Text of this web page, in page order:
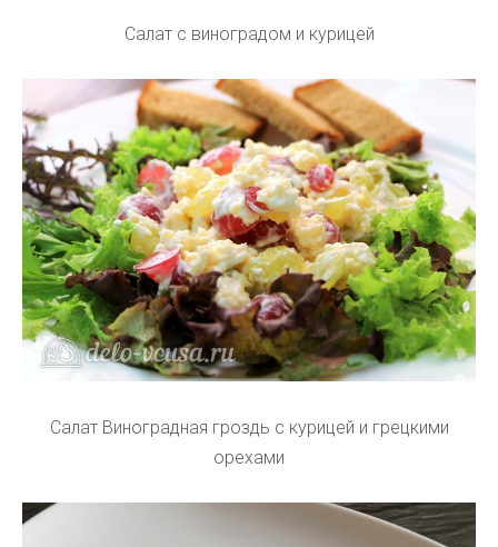
Салат с виноградом и курицей
Салат Виноградная гроздь с курицей и грецкими
орехами